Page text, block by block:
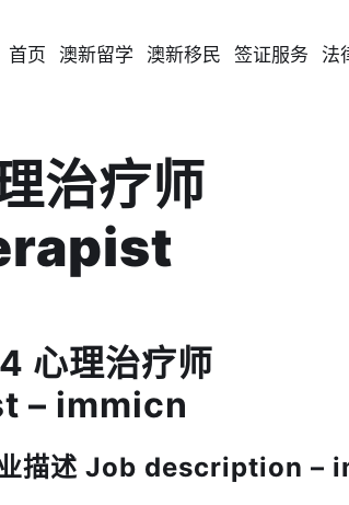
首页 澳新留学 澳新移民 签证服务 法
治疗师
心理治疗师
– immicn
描述 Job description –